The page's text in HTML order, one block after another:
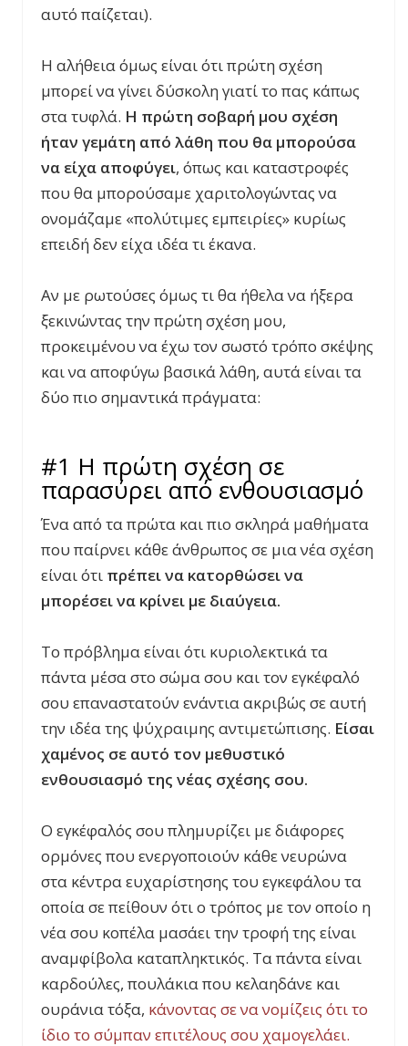
αυτό παίζεται).
Η αλήθεια όμως είναι ότι πρώτη σχέση
μπορεί να γίνει δύσκολη γιατί το πας κάπως
στα τυφλά. Η πρώτη σοβαρή μου σχέση
ήταν γεμάτη από λάθη που θα μπορούσα
να είχα αποφύγει, όπως και καταστροφές
που θα μπορούσαμε χαριτολογώντας να
ονομάζαμε «πολύτιμες εμπειρίες» κυρίως
επειδή δεν είχα ιδέα τι έκανα.
Αν με ρωτούσες όμως τι θα ήθελα να ήξερα
ξεκινώντας την πρώτη σχέση μου,
προκειμένου να έχω τον σωστό τρόπο σκέψης
και να αποφύγω βασικά λάθη, αυτά είναι τα
δύο πιο σημαντικά πράγματα:
#1 Η πρώτη σχέση σε
παρασύρει από ενθουσιασμό
Ένα από τα πρώτα και πιο σκληρά μαθήματα
που παίρνει κάθε άνθρωπος σε μια νέα σχέση
είναι ότι πρέπει να κατορθώσει να
μπορέσει να κρίνει με διαύγεια.
Το πρόβλημα είναι ότι κυριολεκτικά τα
πάντα μέσα στο σώμα σου και τον εγκέφαλό
σου επαναστατούν ενάντια ακριβώς σε αυτή
την ιδέα της ψύχραιμης αντιμετώπισης. Είσαι
χαμένος σε αυτό τον μεθυστικό
ενθουσιασμό της νέας σχέσης σου.
Ο εγκέφαλός σου πλημυρίζει με διάφορες
ορμόνες που ενεργοποιούν κάθε νευρώνα
στα κέντρα ευχαρίστησης του εγκεφάλου τα
οποία σε πείθουν ότι ο τρόπος με τον οποίο η
νέα σου κοπέλα μασάει την τροφή της είναι
αναμφίβολα καταπληκτικός. Τα πάντα είναι
καρδούλες, πουλάκια που κελαηδάνε και
ουράνια τόξα, κάνοντας σε να νομίζεις ότι το
ίδιο το σύμπαν επιτέλους σου χαμογελάει.